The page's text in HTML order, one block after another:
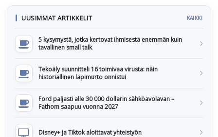
UUSIMMAT ARTIKKELIT KAIKKI
5 kysymystä, jotka kertovat ihmisestä enemmän kuin
tavallinen small talk
Tekoäly suunnitteli 16 toimivaa virusta: näin
historiallinen läpimurto onnistui
Ford paljasti alle 30 000 dollarin sähköavolavan –
Fathom saapuu vuonna 2027
Disney+ ja Tiktok aloittavat yhteistyön